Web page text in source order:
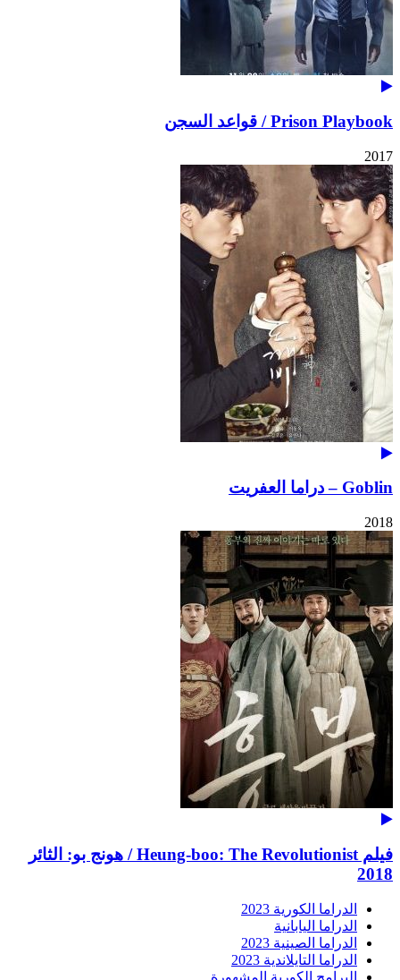
Prison Playbook / قواعد السجن
2017
Goblin – دراما العفريت
2018
فيلم Heung-boo: The Revolutionist / هونج بو: الثائر
2018
الدراما الكورية 2023
الدراما اليابانية
الدراما الصينية 2023
الدراما التايلاندية 2023